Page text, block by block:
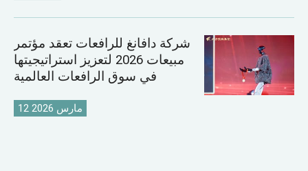
شركة دافانغ للرافعات تعقد مؤتمر
مبيعات 2026 لتعزيز استراتيجيتها
في سوق الرافعات العالمية
12 مارس 2026